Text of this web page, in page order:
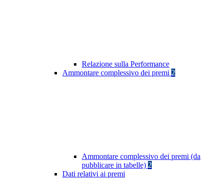
Relazione sulla Performance
Ammontare complessivo dei premi 2
Ammontare complessivo dei premi (da
pubblicare in tabelle) 2
Dati relativi ai premi